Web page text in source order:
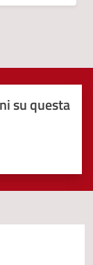
su questa